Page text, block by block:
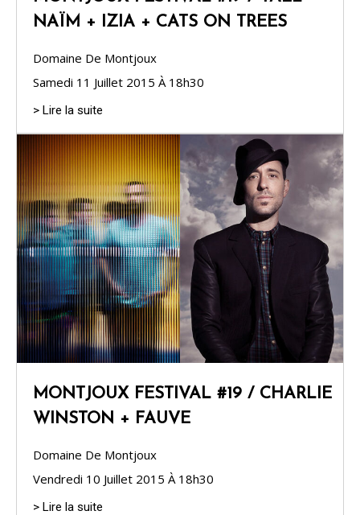
NAÏM + IZIA + CATS ON TREES
Domaine De Montjoux
Samedi 11 Juillet 2015 À 18h30
> Lire la suite
MONTJOUX FESTIVAL #19 / CHARLIE
WINSTON + FAUVE
Domaine De Montjoux
Vendredi 10 Juillet 2015 À 18h30
> Lire la suite